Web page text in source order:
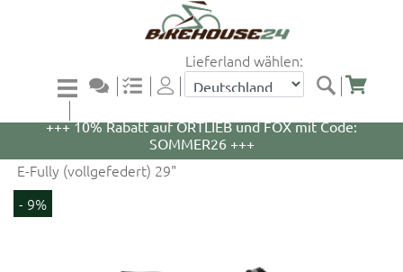
Lieferland wählen:
+++ 5% Rabatt auf WOOM Bikes und Zubehör mit
+++ 10% Rabatt auf ORTLIEB und FOX mit Code:
SOMMER26 +++
E-Fully (vollgefedert) 29"
- 9%